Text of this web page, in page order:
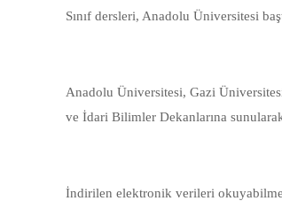
Sınıf dersleri, Anadolu Üniversitesi
Anadolu Üniversitesi, Gazi
ve İdari Bilimler Dekanlarına
İndirilen elektronik verileri